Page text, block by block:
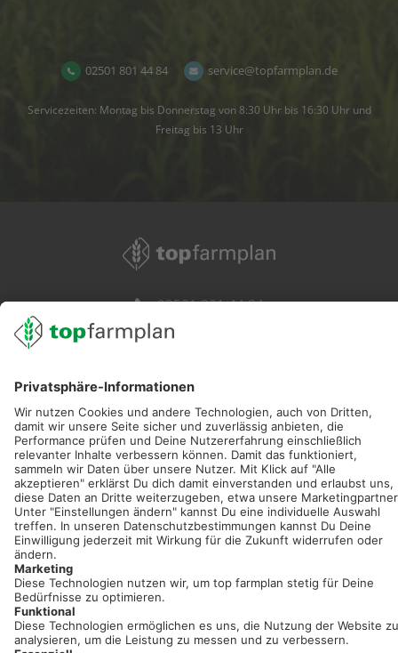
02501 801 44 84 service@topfarmplan.de
Servicezeiten: Montag bis Donnerstag von 8:30 Uhr bis 16:30 Uhr und
Freitag bis 13 Uhr
02501 801 44 84
service@topfarmplan.de
Sei immer auf dem Laufenden!
Neue Features, spannende Tipps und hilfreiche Anleitungen!
Optimiere Dein Agrarbüro -
einfach und bequem!